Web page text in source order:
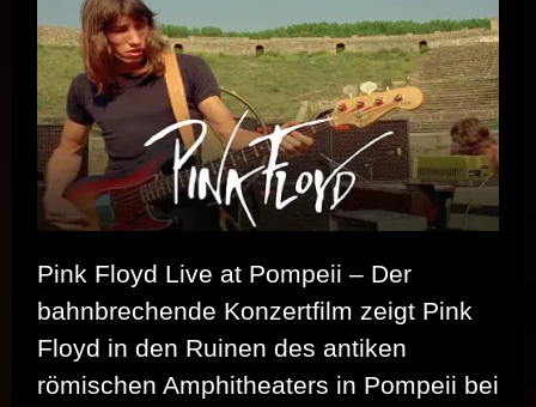
EIN
ABEND
FÜR
TAMARA
DANZ
Pink Floyd Live at Pompeii – Der
bahnbrechende Konzertfilm zeigt Pink
Floyd in den Ruinen des antiken
römischen Amphitheaters in Pompeii bei